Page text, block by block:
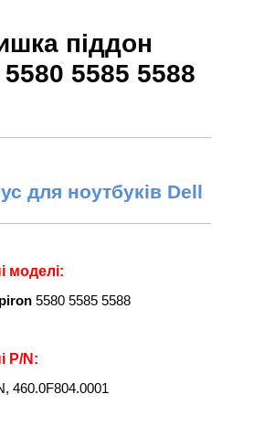
піддон
5585 5588
для ноутбуків Dell
моделі:
5580 5585 5588
P/N:
460.0F804.0001